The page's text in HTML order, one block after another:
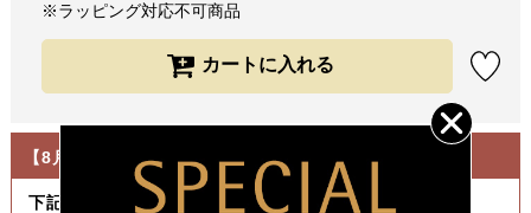
※ラッピング対応不可商品
【8月の休業日について】
下記期間は発送作業をお休みさせていただきます。